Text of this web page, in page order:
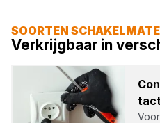
SOORTEN
Verkrijgbaar in